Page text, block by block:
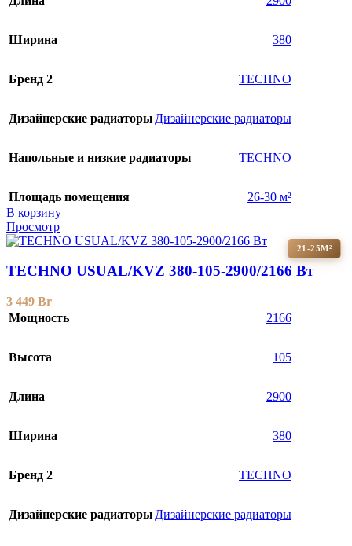
Ширина 380
Бренд 2 TECHNO
Дизайнерские радиаторы Дизайнерские радиаторы
Напольные и низкие радиаторы TECHNO
Площадь помещения
26-30 м²
В корзину
Просмотр
21-25М²
TECHNO USUAL/KVZ 380-105-2900/2166 Вт
3 449 Br
Мощность
2166
Высота 105
Длина 2900
Ширина 380
Бренд 2 TECHNO
Дизайнерские радиаторы Дизайнерские радиаторы